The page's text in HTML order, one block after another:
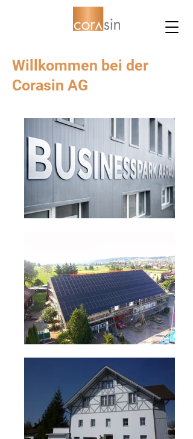
Willkommen bei der
Corasin AG